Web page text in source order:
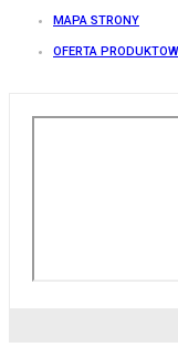
MAPA STRONY
OFERTA